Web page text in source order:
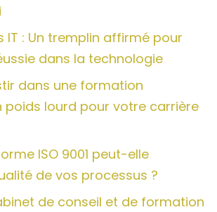
IT : Un tremplin affirmé pour
dans la technologie
dans une formation
poids lourd pour votre carrière
ISO 9001 peut-elle
de vos processus ?
de conseil et de formation